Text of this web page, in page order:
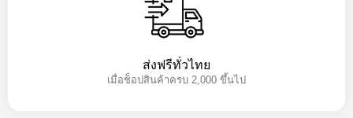
ส่งฟรีทั่วไทย
เมื่อช็อปสินค้าครบ 2,000 ขึ้นไป